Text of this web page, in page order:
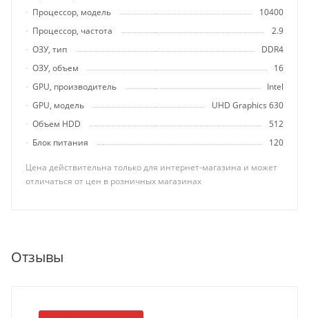
Процессор, модель
10400
Процессор, частота
2.9
ОЗУ, тип
DDR4
ОЗУ, объем
16
GPU, производитель
Intel
GPU, модель
UHD Graphics 630
Объем HDD
512
Блок питания
120
Цена действительна только для интернет-магазина и может
отличаться от цен в розничных магазинах
Отзывы